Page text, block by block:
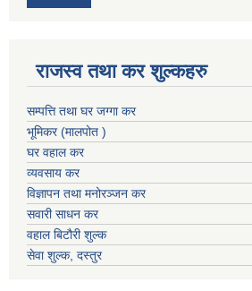
राजस्व तथा कर शुल्कहरु
सम्पत्ति तथा घर जग्गा कर
भूमिकर (मालपोत )
घर वहाल कर
व्यवसाय कर
विज्ञापन तथा मनोरञ्जन कर
सवारी साधन कर
वहाल बिटौरी शुल्क
सेवा शुल्क, दस्तुर